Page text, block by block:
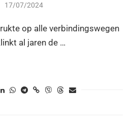
17/07/2024
op alle verbindingswegen
al jaren de …